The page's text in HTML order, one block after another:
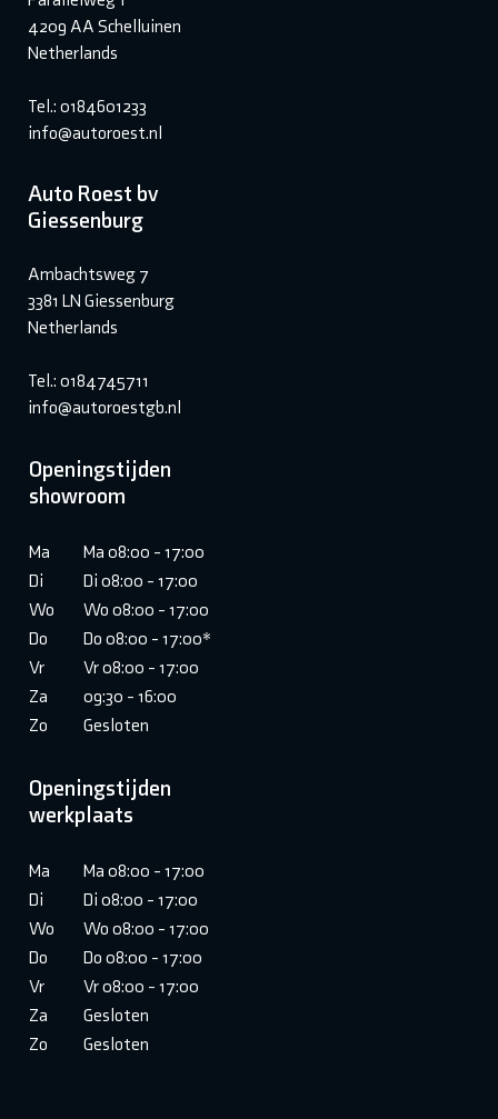
4209 AA Schelluinen
Netherlands
Tel.: 0184601233
info@autoroest.nl
Auto Roest bv
Giessenburg
Ambachtsweg 7
3381 LN Giessenburg
Netherlands
Tel.: 0184745711
info@autoroestgb.nl
Openingstijden
showroom
Ma
Ma 08:00 - 17:00
Di
Di 08:00 - 17:00
Wo
Wo 08:00 - 17:00
Do
Do 08:00 - 17:00*
Vr
Vr 08:00 - 17:00
Za
09:30 - 16:00
Zo
Gesloten
Openingstijden
werkplaats
Ma
Ma 08:00 - 17:00
Di
Di 08:00 - 17:00
Wo
Wo 08:00 - 17:00
Do
Do 08:00 - 17:00
Vr
Vr 08:00 - 17:00
Za
Gesloten
Zo
Gesloten